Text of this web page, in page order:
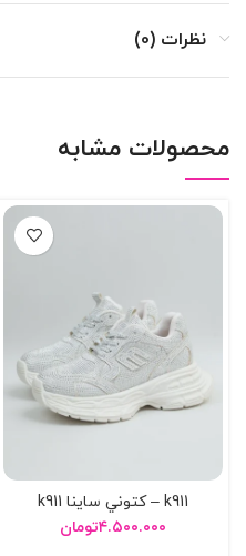
نظرات (0)
محصولات مشابه
k911 – کتوني ساينا k911
۴.۵۰۰.۰۰۰تومان